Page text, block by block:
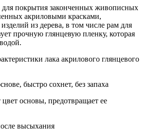
для покрытия законченных живописных
акриловыми красками,
из дерева, в том числе рам для
прочную глянцевую пленку, которая
лака акрилового глянцевого
быстро сохнет, без запаха
основы, предотвращает ее
высыхания